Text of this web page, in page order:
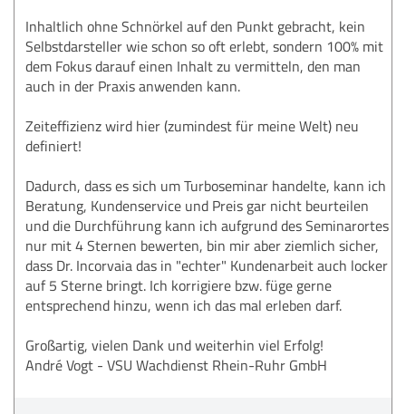
Inhaltlich ohne Schnörkel auf den Punkt gebracht, kein
Selbstdarsteller wie schon so oft erlebt, sondern 100% mit
dem Fokus darauf einen Inhalt zu vermitteln, den man
auch in der Praxis anwenden kann.
Zeiteffizienz wird hier (zumindest für meine Welt) neu
definiert!
Dadurch, dass es sich um Turboseminar handelte, kann ich
Beratung, Kundenservice und Preis gar nicht beurteilen
und die Durchführung kann ich aufgrund des Seminarortes
nur mit 4 Sternen bewerten, bin mir aber ziemlich sicher,
dass Dr. Incorvaia das in "echter" Kundenarbeit auch locker
auf 5 Sterne bringt. Ich korrigiere bzw. füge gerne
entsprechend hinzu, wenn ich das mal erleben darf.
Großartig, vielen Dank und weiterhin viel Erfolg!
André Vogt - VSU Wachdienst Rhein-Ruhr GmbH